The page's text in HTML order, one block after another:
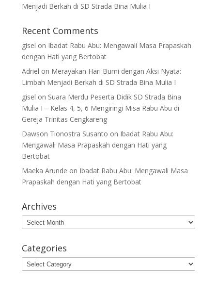
Menjadi Berkah di SD Strada Bina Mulia I
Recent Comments
gisel on Ibadat Rabu Abu: Mengawali Masa Prapaskah
dengan Hati yang Bertobat
Adriel on Merayakan Hari Bumi dengan Aksi Nyata:
Limbah Menjadi Berkah di SD Strada Bina Mulia I
gisel on Suara Merdu Peserta Didik SD Strada Bina
Mulia I – Kelas 4, 5, 6 Mengiringi Misa Rabu Abu di
Gereja Trinitas Cengkareng
Dawson Tionostra Susanto on Ibadat Rabu Abu:
Mengawali Masa Prapaskah dengan Hati yang
Bertobat
Maeka Arunde on Ibadat Rabu Abu: Mengawali Masa
Prapaskah dengan Hati yang Bertobat
Archives
Archives
Categories
Categories